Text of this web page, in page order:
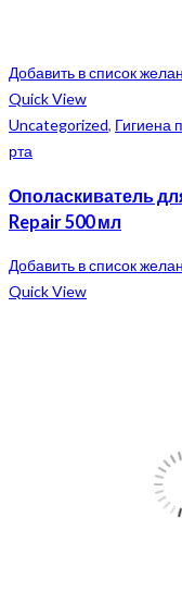
Добавить в список
Quick View
Uncategorized, Гигиена
рта
Ополаскиватель
Repair 500 мл
Добавить в список
Quick View